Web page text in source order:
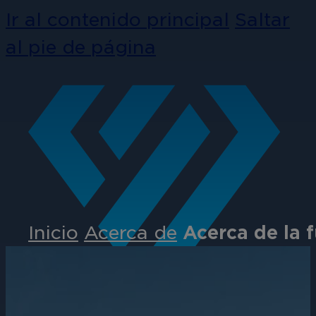
Inicio Acerca de Acerca de la